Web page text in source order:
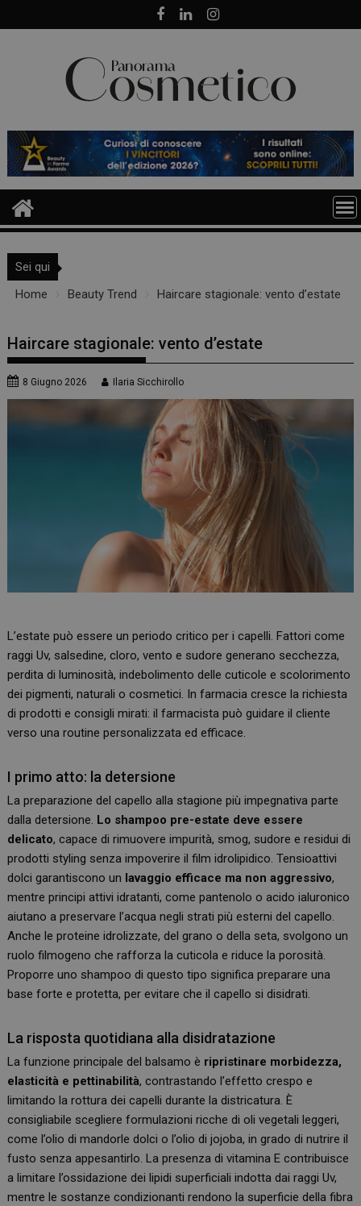
to
Sei qui
Home
Beauty Trend Haircare stagionale: vento d’estate
Haircare stagionale: vento d’estate
8 Giugno 2026 Ilaria Sicchirollo
L’estate può essere un periodo critico per i capelli. Fattori come
raggi Uv, salsedine, cloro, vento e sudore generano secchezza,
perdita di luminosità, indebolimento delle cuticole e scolorimento
dei pigmenti, naturali o cosmetici. In farmacia cresce la richiesta
di prodotti e consigli mirati: il farmacista può guidare il cliente
verso una routine personalizzata ed efficace.
I primo atto: la detersione
La preparazione del capello alla stagione più impegnativa parte
dalla detersione. Lo shampoo pre-estate deve essere
delicato, capace di rimuovere impurità, smog, sudore e residui di
prodotti styling senza impoverire il film idrolipidico. Tensioattivi
dolci garantiscono un lavaggio efficace ma non aggressivo,
mentre principi attivi idratanti, come pantenolo o acido ialuronico
aiutano a preservare l’acqua negli strati più esterni del capello.
Anche le proteine idrolizzate, del grano o della seta, svolgono un
ruolo filmogeno che rafforza la cuticola e riduce la porosità.
Proporre uno shampoo di questo tipo significa preparare una
base forte e protetta, per evitare che il capello si disidrati.
La risposta quotidiana alla disidratazione
La funzione principale del balsamo è ripristinare morbidezza,
elasticità e pettinabilità, contrastando l’effetto crespo e
limitando la rottura dei capelli durante la districatura. È
consigliabile scegliere formulazioni ricche di oli vegetali leggeri,
come l’olio di mandorle dolci o l’olio di jojoba, in grado di nutrire il
fusto senza appesantirlo. La presenza di vitamina E contribuisce
a limitare l’ossidazione dei lipidi superficiali indotta dai raggi Uv,
mentre le sostanze condizionanti rendono la superficie della fibra